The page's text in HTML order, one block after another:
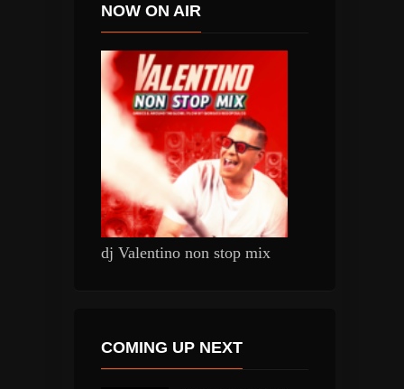
NOW ON AIR
dj Valentino non stop mix
COMING UP NEXT